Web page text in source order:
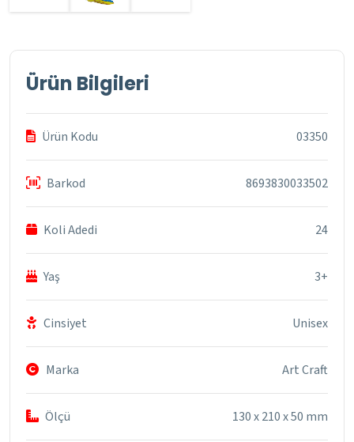
Ürün Bilgileri
Ürün Kodu 03350
Barkod 8693830033502
Koli Adedi 24
Yaş 3+
Cinsiyet Unisex
Marka Art Craft
Ölçü 130 x 210 x 50 mm